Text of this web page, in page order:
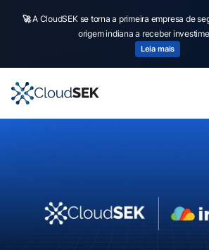
🚀A CloudSEK se torna a primeira empresa de
origem indiana a receber
Leia mais